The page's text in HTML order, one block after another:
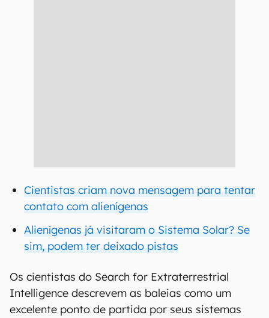
Cientistas criam nova mensagem para tentar
contato com alienígenas
Alienígenas já visitaram o Sistema Solar? Se
sim, podem ter deixado pistas
Os cientistas do Search for Extraterrestrial
Intelligence descrevem as baleias como um
excelente ponto de partida por seus sistemas